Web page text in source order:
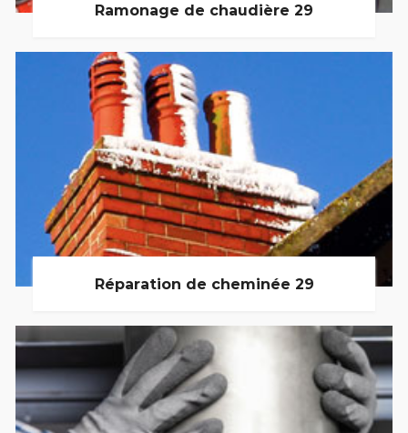
Ramonage de chaudière 29
Réparation de cheminée 29